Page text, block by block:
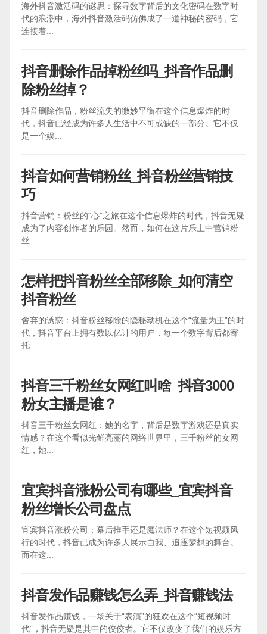
海外抖音激活码的谜思：探寻数字背后的文化密码在数字时
代的浪潮中，海外抖音激活码仿佛成了一道神秘的密码，它
连接着...
抖音删除作品掉粉丝吗_抖音作品删
除粉丝掉？
抖音删除作品，粉丝流失的微妙平衡在这个信息爆炸的时
代，抖音已经成为许多人生活中不可或缺的一部分。它不仅
是一个娱...
抖音如何营销粉丝_抖音粉丝营销技
巧
抖音营销：粉丝的“心”之旅在这个信息爆炸的时代，抖音无疑
成为了内容创作者的乐园。然而，如何在这片乐土中营销粉
丝...
怎样把抖音粉丝全部移除_如何清空
抖音粉丝
舍弃的诱惑：抖音粉丝移除的隐秘动机在这个“流量为王”的时
代，抖音平台上拥有数以亿计的用户，每一个数字背后都寄
托...
抖音三千粉丝女网红叫啥_抖音3000
粉女主播是谁？
抖音三千粉丝女网红：她的名字，背后是数字游戏还是真实
情感？在这个看似光鲜亮丽的网络世界里，三千粉丝的女网
红，她...
宜宾抖音涨粉公司有哪些_宜宾抖音
粉丝增长公司盘点
宜宾抖音涨粉公司：幕后推手还是魔法师？在这个短视频风
行的时代，抖音已成为许多人展示自我、追逐梦想的舞台。
而在这...
抖音发作品赚钱怎么弄_抖音赚钱法
抖音发作品赚钱，一场关于“表演”的狂欢在这个“短视频时
代”，抖音无疑是其中的佼佼者。它不仅改变了我们的娱乐方